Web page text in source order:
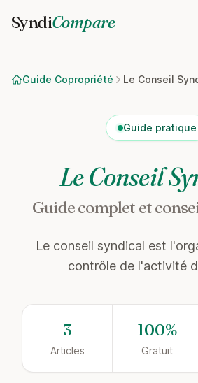
SyndiCompare
Guide Copropriété Le Conseil
Guide pratique
Le Conseil
Guide complet et
Le conseil syndical est
contrôle de l'activité
3
Articles
100%
Gratuit